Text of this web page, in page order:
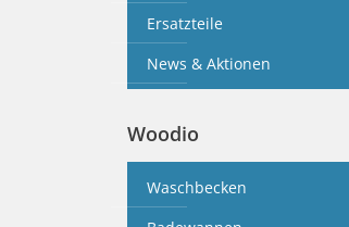
Ersatzteile
News & Aktionen
Woodio
Waschbecken